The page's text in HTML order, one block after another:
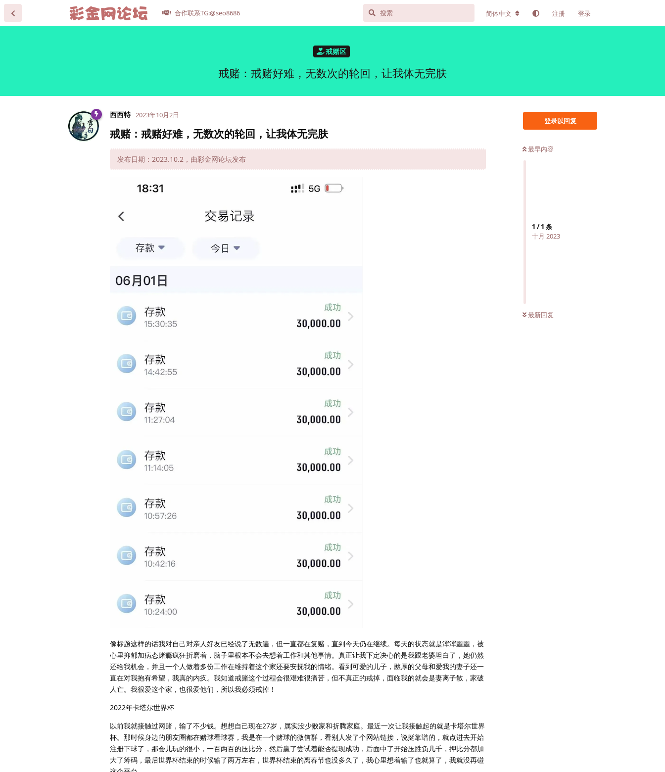
合作联系TG:@seo8686 简体中文 注册 登录
戒赌区
戒赌：戒赌好难，无数次的轮回，让我体无完肤
登录以回复
最早内容
1 /1 条
十月 2023
最新回复
西西特 2023年10月2日
戒赌：戒赌好难，无数次的轮回，让我体无完肤
发布日期：2023.10.2，由彩金网论坛发布
像标题这样的话我对自己对亲人好友已经说了无数遍，但一直都在复赌，直到今天仍在继续。每天的状态就是浑浑噩噩，被
心里抑郁加病态赌瘾疯狂折磨着，脑子里根本不会去想着工作和其他事情。真正让我下定决心的是我跟老婆坦白了，她仍然
还给我机会，并且一个人做着多份工作在维持着这个家还要安抚我的情绪。看到可爱的儿子，憨厚的父母和爱我的妻子还一
直在对我抱有希望，我真的内疚。我知道戒赌这个过程会很艰难很痛苦，但不真正的戒掉，面临我的就会是妻离子散，家破
人亡。我很爱这个家，也很爱他们，所以我必须戒掉！
2022年卡塔尔世界杯
以前我就接触过网赌，输了不少钱。想想自己现在27岁，属实没少败家和折腾家庭。最近一次让我接触起的就是卡塔尔世界
杯。那时候身边的朋友圈都在赌球看球赛，我是在一个赌球的微信群，看别人发了个网站链接，说挺靠谱的，就点进去开始
注册下球了，那会儿玩的很小，一百两百的压比分，然后赢了尝试着能否提现成功，后面中了开始压胜负几千，押比分都加
大了筹码，最后世界杯结束的时候输了两万左右，世界杯结束的离春节也没多久了，我心里想着输了也就算了，我就没再碰